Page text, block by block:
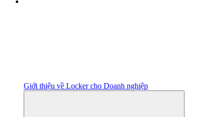
Giới thiệu về Locker cho Doanh nghiệp